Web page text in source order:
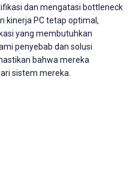
dan mengatasi bottleneck
kinerja PC tetap optimal,
yang membutuhkan
penyebab dan solusi
bahwa mereka
sistem mereka.